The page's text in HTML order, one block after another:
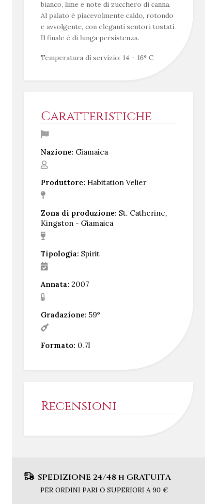
bianco, lime e note di zucchero di canna.
Al palato è piacevolmente caldo, rotondo
e avvolgente, con eleganti sentori tostati.
Il finale è di lunga persistenza.
Temperatura di servizio: 14 – 16° C
Caratteristiche
Nazione: Giamaica
Produttore: Habitation Velier
Zona di produzione: St. Catherine,
Kingston - Giamaica
Tipologia: Spirit
Annata: 2007
Gradazione: 59°
Formato: 0.7l
Recensioni
SPEDIZIONE 24/48 h GRATUITA
PER ORDINI PARI O SUPERIORI A 90 €